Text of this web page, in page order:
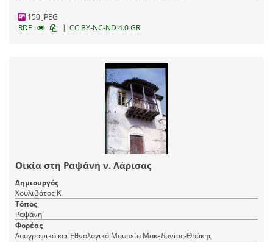
150 JPEG
RDF
| CC BY-NC-ND 4.0 GR
Οικία στη Ραψάνη ν. Λάρισας
Δημιουργός
Χουλιβάτος Κ.
Τόπος
Ραψάνη
Φορέας
Λαογραφικό και Εθνολογικό Μουσείο Μακεδονίας-Θράκης